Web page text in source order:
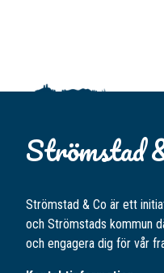
Strömstad
Strömstad & Co är ett
och Strömstads kommun
och engagera dig för vår